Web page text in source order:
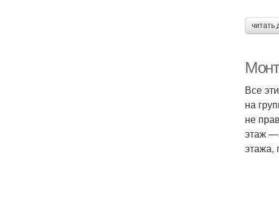
читать
Все
на
не
этаж —
этажа,